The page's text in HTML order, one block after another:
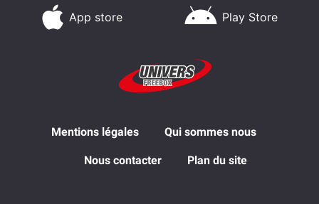
App store Play Store
Mentions légales Qui sommes nous
Nous contacter Plan du site